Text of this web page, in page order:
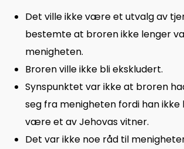
Det ville ikke være et utvalg av
bestemte at broren ikke lenger
menigheten.
Broren ville ikke bli ekskludert.
Synspunktet var ikke at broren
seg fra menigheten fordi han ikke
være et av Jehovas vitner.
Det var ikke noe råd til